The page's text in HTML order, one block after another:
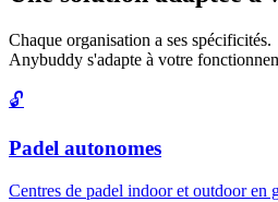
Chaque organisation a ses spécificités.
Anybuddy s'adapte à votre
🔓
Padel autonomes
Centres de padel indoor et outdoor en